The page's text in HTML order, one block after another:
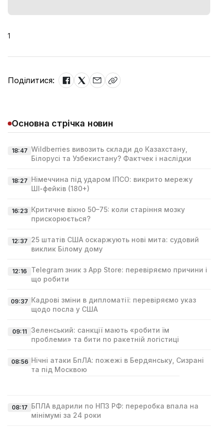
1
Поділитися:
Основна стрічка новин
18:47 Wildberries вивозить склади до Казахстану,
Білорусі та Узбекистану? Фактчек і наслідки
18:27 Німеччина під ударом ІПСО: викрито мережу
ШІ‑фейків (180+)
16:23 Критичне вікно 50–75: коли старіння мозку
прискорюється?
12:37 25 штатів США оскаржують нові мита: судовий
виклик Білому дому
12:16
Telegram зник з App Store: перевіряємо причини і
що робити
09:37 Кадрові зміни в дипломатії: перевіряємо указ
щодо посла у США
09:11 Зеленський: санкції мають «робити їм
проблеми» та бити по ракетній логістиці
08:56 Нічні атаки БпЛА: пожежі в Бердянську, Сизрані
та під Москвою
08:17 БПЛА вдарили по НПЗ РФ: переробка впала на
мінімумі за 24 роки